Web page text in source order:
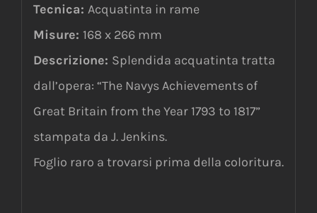
Tecnica: Acquatinta in rame
Misure: 168 x 266 mm
Descrizione: Splendida acquatinta tratta
dall’opera: “The Navys Achievements of
Great Britain from the Year 1793 to 1817”
stampata da J. Jenkins.
Foglio raro a trovarsi prima della coloritura.